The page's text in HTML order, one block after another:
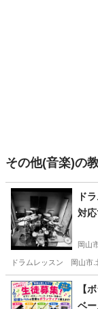
その他(音楽)の
ド
対
岡山
ドラムレッスン 岡山市
岡山 岡山市 ド
【
ベ